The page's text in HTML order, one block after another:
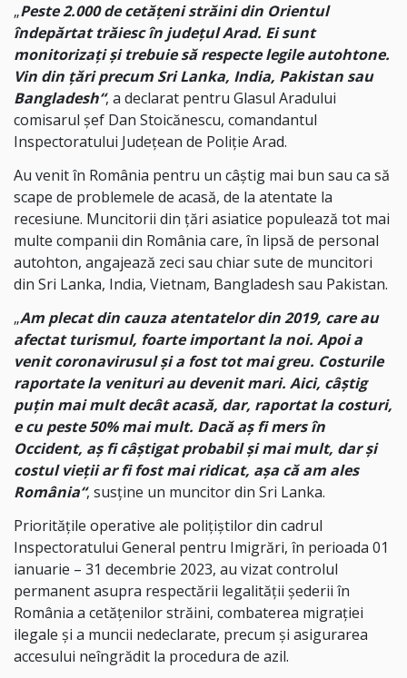
„Peste 2.000 de cetățeni străini din Orientul
îndepărtat trăiesc în județul Arad. Ei sunt
monitorizați și trebuie să respecte legile autohtone.
Vin din țări precum Sri Lanka, India, Pakistan sau
Bangladesh“, a declarat pentru Glasul Aradului
comisarul șef Dan Stoicănescu, comandantul
Inspectoratului Județean de Poliție Arad.
Au venit în România pentru un câștig mai bun sau ca să
scape de problemele de acasă, de la atentate la
recesiune. Muncitorii din țări asiatice populează tot mai
multe companii din România care, în lipsă de personal
autohton, angajează zeci sau chiar sute de muncitori
din Sri Lanka, India, Vietnam, Bangladesh sau Pakistan.
„Am plecat din cauza atentatelor din 2019, care au
afectat turismul, foarte important la noi. Apoi a
venit coronavirusul și a fost tot mai greu. Costurile
raportate la venituri au devenit mari. Aici, câștig
puțin mai mult decât acasă, dar, raportat la costuri,
e cu peste 50% mai mult. Dacă aș fi mers în
Occident, aș fi câștigat probabil și mai mult, dar și
costul vieții ar fi fost mai ridicat, așa că am ales
România“, susține un muncitor din Sri Lanka.
Prioritățile operative ale polițiștilor din cadrul
Inspectoratului General pentru Imigrări, în perioada 01
ianuarie – 31 decembrie 2023, au vizat controlul
permanent asupra respectării legalității șederii în
România a cetățenilor străini, combaterea migrației
ilegale și a muncii nedeclarate, precum și asigurarea
accesului neîngrădit la procedura de azil.